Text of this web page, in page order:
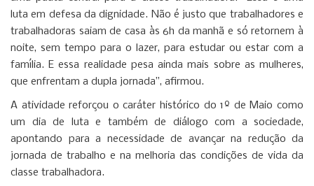
luta em defesa da dignidade. Não é justo que trabalhadores e
trabalhadoras saiam de casa às 6h da manhã e só retornem à
noite, sem tempo para o lazer, para estudar ou estar com a
família. E essa realidade pesa ainda mais sobre as mulheres,
que enfrentam a dupla jornada”, afirmou.
A atividade reforçou o caráter histórico do 1º de Maio como
um dia de luta e também de diálogo com a sociedade,
apontando para a necessidade de avançar na redução da
jornada de trabalho e na melhoria das condições de vida da
classe trabalhadora.